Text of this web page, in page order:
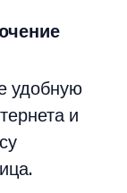
удобную
и